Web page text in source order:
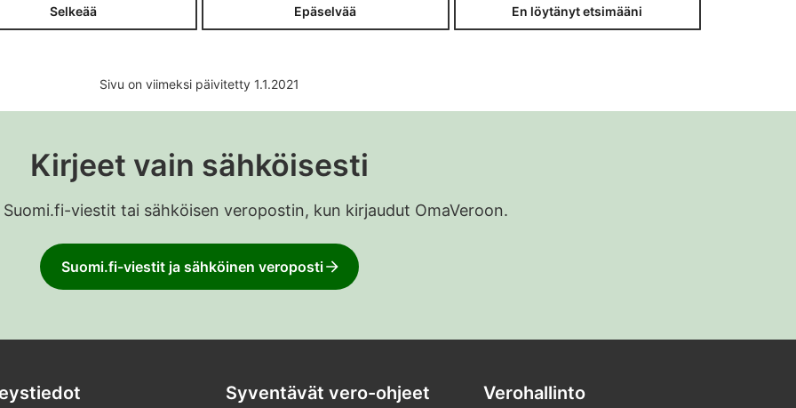
Selkeää Epäselvää En löytänyt etsimääni
Sivu on viimeksi päivitetty 1.1.2021
Kirjeet vain sähköisesti
viestit tai sähköisen veropostin, kun kirjaudut OmaVeroon.
Suomi.fi-viestit ja sähköinen veroposti
Syventävät vero-ohjeet Verohallinto